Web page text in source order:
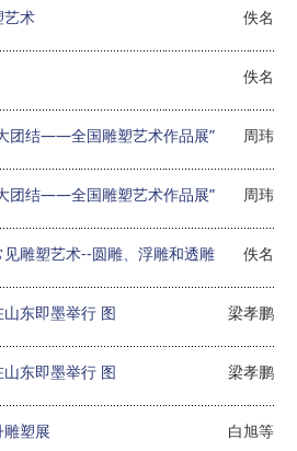
艺术
佚名
佚名
团结——全国雕塑艺术作品展” 周玮
团结——全国雕塑艺术作品展” 周玮
雕塑艺术--圆雕、浮雕和透雕 佚名
东即墨举行 图 梁孝鹏
东即墨举行 图 梁孝鹏
塑展 白旭等